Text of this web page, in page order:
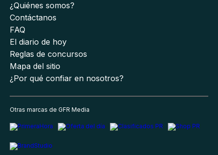
¿Quiénes somos?
Contáctanos
FAQ
El diario de hoy
Reglas de concursos
Mapa del sitio
¿Por qué confiar en nosotros?
Otras marcas de GFR Media